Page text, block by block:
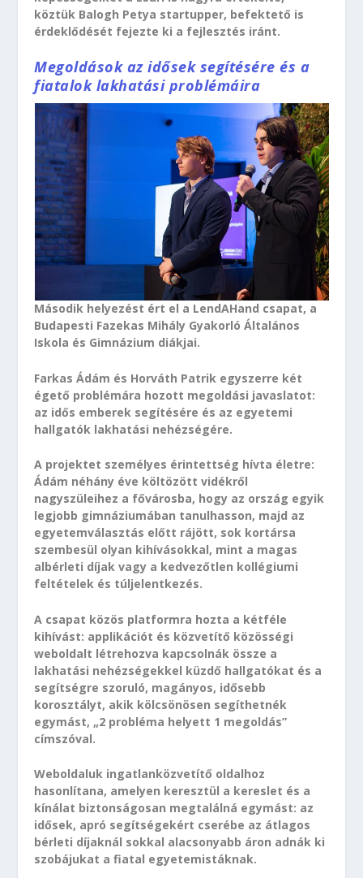
köztük Balogh Petya startupper, befektető is
érdeklődését fejezte ki a fejlesztés iránt.
Megoldások az idősek segítésére és a
fiatalok lakhatási problémáira
Második helyezést ért el a LendAHand csapat, a
Budapesti Fazekas Mihály Gyakorló Általános
Iskola és Gimnázium diákjai.
Farkas Ádám és Horváth Patrik egyszerre két
égető problémára hozott megoldási javaslatot:
az idős emberek segítésére és az egyetemi
hallgatók lakhatási nehézségére.
A projektet személyes érintettség hívta életre:
Ádám néhány éve költözött vidékről
nagyszüleihez a fővárosba, hogy az ország egyik
legjobb gimnáziumában tanulhasson, majd az
egyetemválasztás előtt rájött, sok kortársa
szembesül olyan kihívásokkal, mint a magas
albérleti díjak vagy a kedvezőtlen kollégiumi
feltételek és túljelentkezés.
A csapat közös platformra hozta a kétféle
kihívást: applikációt és közvetítő közösségi
weboldalt létrehozva kapcsolnák össze a
lakhatási nehézségekkel küzdő hallgatókat és a
segítségre szoruló, magányos, idősebb
korosztályt, akik kölcsönösen segíthetnék
egymást, „2 probléma helyett 1 megoldás”
címszóval.
Weboldaluk ingatlanközvetítő oldalhoz
hasonlítana, amelyen keresztül a kereslet és a
kínálat biztonságosan megtalálná egymást: az
idősek, apró segítségekért cserébe az átlagos
bérleti díjaknál sokkal alacsonyabb áron adnák ki
szobájukat a fiatal egyetemistáknak.